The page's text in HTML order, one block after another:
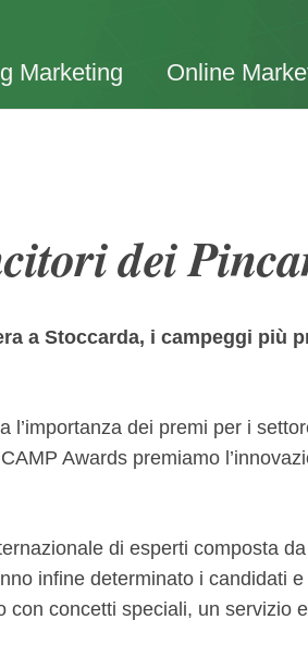
Marketing Online
dei
a Stoccarda, i campeggi
dei premi per i
Awards premiamo
di esperti composta
infine determinato i candidati
concetti speciali, un servizio